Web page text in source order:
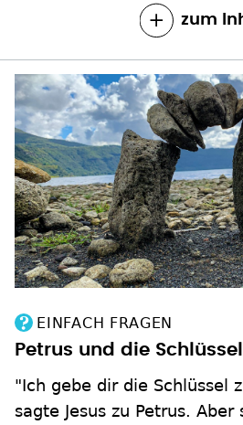
zum
EINFACH FRAGEN
Petrus und die
"Ich gebe dir die Schlüssel
sagte Jesus zu Petrus.